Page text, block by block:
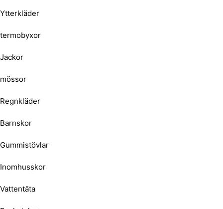
Ytterkläder
termobyxor
Jackor
mössor
Regnkläder
Barnskor
Gummistövlar
Inomhusskor
Vattentäta